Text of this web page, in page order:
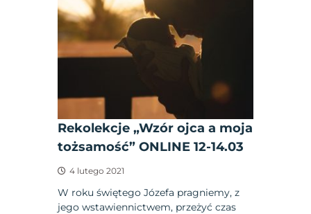
Rekolekcje „Wzór ojca a moja
tożsamość” ONLINE 12-14.03
4 lutego 2021
W roku świętego Józefa pragniemy, z
jego wstawiennictwem, przeżyć czas